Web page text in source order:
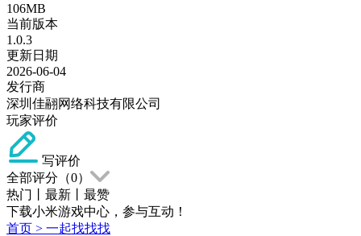
106MB
当前版本
1.0.3
更新日期
2026-06-04
发行商
深圳佳翮网络科技有限公司
玩家评价
写评价
全部评分（0）
热门
最新
最赞
下载小米游戏中心，参与互动！
首页 > 一起找找找